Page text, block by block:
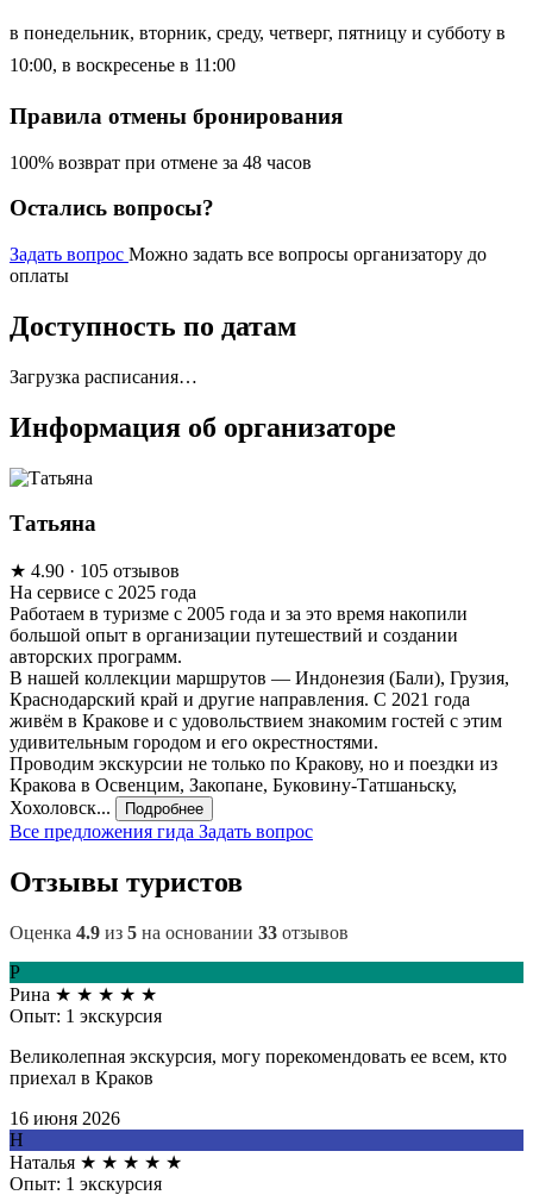
в понедельник, вторник, среду, четверг, пятницу и субботу в
10:00, в воскресенье в 11:00
Правила отмены бронирования
100% возврат при отмене за 48 часов
Остались вопросы?
Задать вопрос Можно задать все вопросы организатору до
оплаты
Доступность по датам
Загрузка расписания…
Информация об организаторе
Татьяна
★ 4.90 · 105 отзывов
На сервисе с 2025 года
Работаем в туризме с 2005 года и за это время накопили
большой опыт в организации путешествий и создании
авторских программ.
В нашей коллекции маршрутов — Индонезия (Бали), Грузия,
Краснодарский край и другие направления. С 2021 года
живём в Кракове и с удовольствием знакомим гостей с этим
удивительным городом и его окрестностями.
Проводим экскурсии не только по Кракову, но и поездки из
Кракова в Освенцим, Закопане, Буковину-Татшаньску,
Хохоловск...
Подробнее
Все предложения гида Задать вопрос
Отзывы туристов
Оценка 4.9 из 5 на основании 33 отзывов
Р
Рина ★ ★ ★ ★ ★
Опыт: 1 экскурсия
Великолепная экскурсия, могу порекомендовать ее всем, кто
приехал в Краков
16 июня 2026
Н
Наталья ★ ★ ★ ★ ★
Опыт: 1 экскурсия